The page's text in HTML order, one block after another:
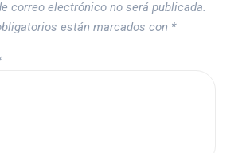
correo electrónico no será publicada.
están marcados con *